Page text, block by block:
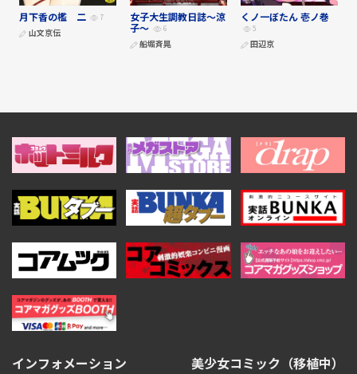
月下香の檻 二 7
山文京伝
女子大生調教日誌～涼
子～
6
船堀斉晃
くノ一ぼたん 壱ノ巻
5
田辺京
インフォメーション
美少女コミック（移植中）